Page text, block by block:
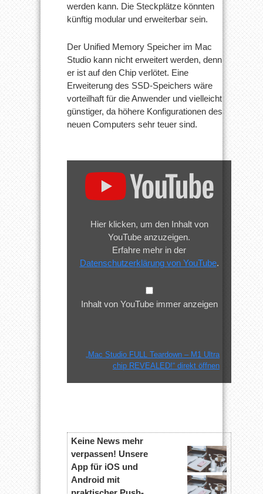
werden kann. Die Steckplätze könnten
künftig modular und erweiterbar sein.
Der Unified Memory Speicher im Mac
Studio kann nicht erweitert werden, denn
er ist auf den Chip verlötet. Eine
Erweiterung des SSD-Speichers wäre
vorteilhaft für die Anwender und vielleicht
günstiger, da höhere Konfigurationen des
neuen Computers sehr teuer sind.
FULL
Teardown
REVEALED!“
von
Hier klicken, um den Inhalt von
YouTube anzuzeigen.
Erfahre mehr in der
Datenschutzerklärung von YouTube.
Inhalt von YouTube immer anzeigen
„Mac Studio FULL Teardown – M1 Ultra
chip REVEALED!“ direkt öffnen
Keine News mehr
verpassen! Unsere
App für iOS und
Android mit